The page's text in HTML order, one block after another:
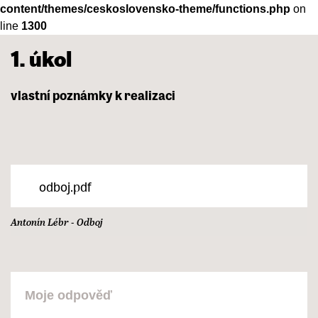
content/themes/ceskoslovensko-theme/functions.php on
line 1300
1. úkol
vlastnípoznámkykrealizaci
odboj.pdf
Antonín Lébr - Odboj